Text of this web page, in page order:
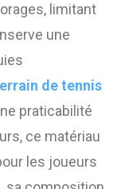
limitant
une
de tennis
praticabilité
ce matériau
les joueurs